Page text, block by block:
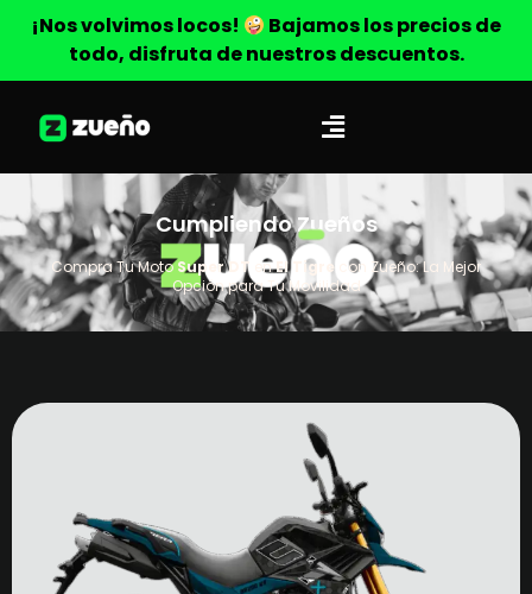
¡Nos volvimos locos!
Bajamos los precios de
todo, disfruta de nuestros descuentos.
Cumpliendo Zueños
Compra Tu MotoSuper DT enEl Tigre
con Zueño: La Mejor
Opción para Tu Movilidad